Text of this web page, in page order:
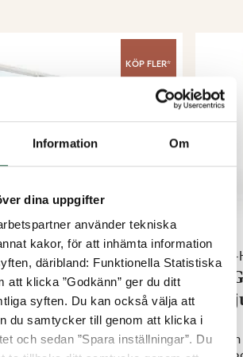
Information Om
dina uppgifter
använder tekniska
kakor, för att inhämta information
däribland: Funktionella Statistiska
att klicka ”Godkänn” ger du ditt
syften. Du kan också välja att
du samtycker till genom att klicka i
och sedan ”Spara inställningar”. Du
sett.
SoftClose lanserades 2023. Det var
bästa uterumssystemet som
Vi har vänt och vridit på alla
material och tillverkning till
Allt är väl genomtänkt för att
slutresultat.
ett hållbart system, både vad
KÖP FLER*
3-del
Från